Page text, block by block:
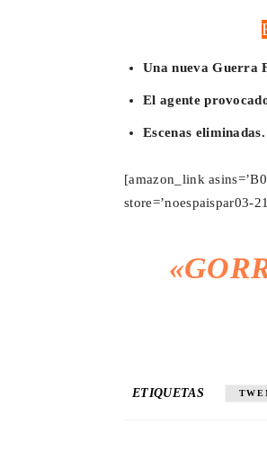
Una nueva Guerra
El agente
Escenas eliminadas.
[amazon_link
store=’noespaispar03-
ETIQUETAS